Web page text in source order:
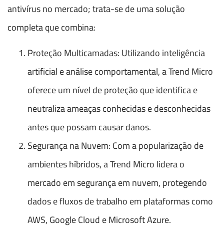
antivírus no mercado; trata-se de uma solução
completa que combina:
Proteção Multicamadas: Utilizando inteligência
artificial e análise comportamental, a Trend Micro
oferece um nível de proteção que identifica e
neutraliza ameaças conhecidas e desconhecidas
antes que possam causar danos.
Segurança na Nuvem: Com a popularização de
ambientes híbridos, a Trend Micro lidera o
mercado em segurança em nuvem, protegendo
dados e fluxos de trabalho em plataformas como
AWS, Google Cloud e Microsoft Azure.